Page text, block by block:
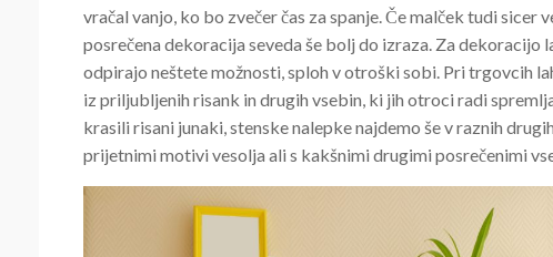
vračal vanjo, ko bo zvečer čas za spanje. Če malček tudi sicer
posrečena dekoracija seveda še bolj do izraza. Za dekoracijo
odpirajo neštete možnosti, sploh v otroški sobi. Pri trgovcih
iz priljubljenih risank in drugih vsebin, ki jih otroci radi
krasili risani junaki, stenske nalepke najdemo še v raznih
prijetnimi motivi vesolja ali s kakšnimi drugimi posrečenimi